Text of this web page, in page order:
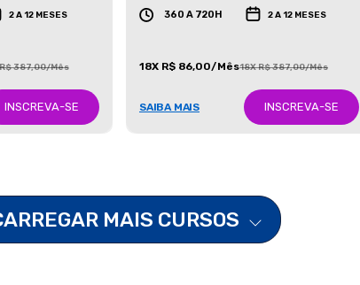
2 A 12 MESES
387,00/Mês
INSCREVA-SE
360 A 720H 2 A 12 MESES
18X R$ 86,00/Mês18X R$ 387,00/Mês
SAIBA MAIS INSCREVA-SE
MAIS CURSOS